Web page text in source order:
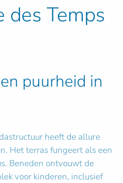
des Temps
puurheid in
heeft de allure
Het terras fungeert als een
Beneden ontvouwt de
voor kinderen, inclusief